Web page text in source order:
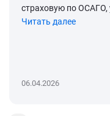
страховую по ОСАГО,
Читать далее
06.04.2026